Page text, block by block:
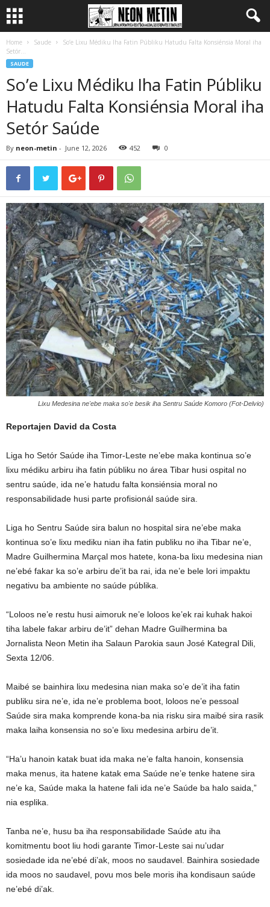
Home Saude
So’e Lixu Médiku Iha Fatin Públiku Hatudu Falta Konsiénsia Moral iha
Setór...
SAUDE
So’e Lixu Médiku Iha Fatin Públiku
Hatudu Falta Konsiénsia Moral iha
Setór Saúde
By neon-metin - June 12, 2026 452 0
Lixu Medesina ne'ebe maka so'e besik iha Sentru Saúde Komoro (Fot-Delvio)
Reportajen David da Costa
Liga ho Setór Saúde iha Timor-Leste ne’ebe maka kontinua so’e
lixu médiku arbiru iha fatin públiku no área Tibar husi ospital no
sentru saúde, ida ne’e hatudu falta konsiénsia moral no
responsabilidade husi parte profisionál saúde sira.
Liga ho Sentru Saúde sira balun no hospital sira ne’ebe maka
kontinua so’e lixu mediku nian iha fatin publiku no iha Tibar ne’e,
Madre Guilhermina Marçal mos hatete, kona-ba lixu medesina nian
ne’ebé fakar ka so’e arbiru de’it ba rai, ida ne’e bele lori impaktu
negativu ba ambiente no saúde públika.
“Loloos ne’e restu husi aimoruk ne’e loloos ke’ek rai kuhak hakoi
tiha labele fakar arbiru de’it” dehan Madre Guilhermina ba
Jornalista Neon Metin iha Salaun Parokia saun José Kategral Dili,
Sexta 12/06.
Maibé se bainhira lixu medesina nian maka so’e de’it iha fatin
publiku sira ne’e, ida ne’e problema boot, loloos ne’e pessoal
Saúde sira maka komprende kona-ba nia risku sira maibé sira rasik
maka laiha konsensia no so’e lixu medesina arbiru de’it.
“Ha’u hanoin katak buat ida maka ne’e falta hanoin, konsensia
maka menus, ita hatene katak ema Saúde ne’e tenke hatene sira
ne’e ka, Saúde maka la hatene fali ida ne’e Saúde ba halo saida,”
nia esplika.
Tanba ne’e, husu ba iha responsabilidade Saúde atu iha
komitmentu boot liu hodi garante Timor-Leste sai nu’udar
sosiedade ida ne’ebé di’ak, moos no saudavel. Bainhira sosiedade
ida moos no saudavel, povu mos bele moris iha kondisaun saúde
ne’ebé di’ak.